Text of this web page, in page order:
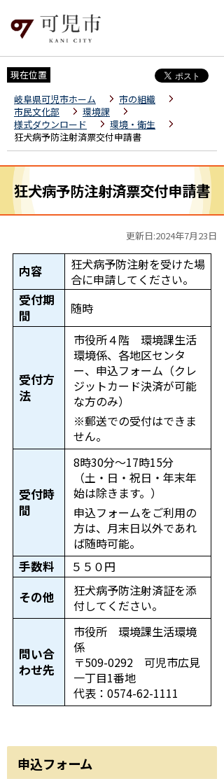
現在位置
岐阜県可児市ホーム
市の組織
市民文化部
環境課
様式ダウンロード
環境・衛生
狂犬病予防注射済票交付申請書
狂犬病予防注射済票交付申請書
更新日:2024年7月23日
内容
狂犬病予防注射を受けた場
合に申請してください。
受付期
間
随時
受付方
法
市役所４階 環境課生活
環境係、各地区センタ
ー、申込フォーム（クレ
ジットカード決済が可能
な方のみ）
※郵送での受付はできま
せん。
受付時
間
8時30分～17時15分
（土・日・祝日・年末年
始は除きます。）
申込フォームをご利用の
方は、月末日以外であれ
ば随時可能。
手数料
５５０円
その他
狂犬病予防注射済証を添
付してください。
問い合
わせ先
市役所 環境課生活環境
係
〒509-0292 可児市広見
一丁目1番地
代表：0574-62-1111
申込フォーム